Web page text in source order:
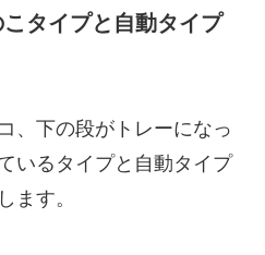
タイプと自動タイプ
、下の段がトレーになっ
いるタイプと自動タイプ
ます。